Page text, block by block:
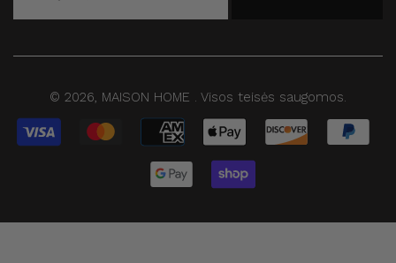
© 2026, MAISON HOME . Visos teisės saugomos.